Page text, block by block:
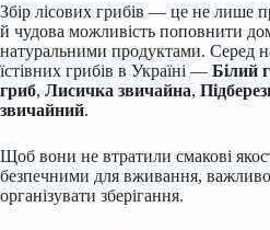
Збір лісових грибів — це не лише
й чудова можливість поповнити
натуральними продуктами. Серед
їстівних грибів в Україні — Білий
гриб, Лисичка звичайна,
звичайний.
Щоб вони не втратили смакові
безпечними для вживання,
організувати зберігання.